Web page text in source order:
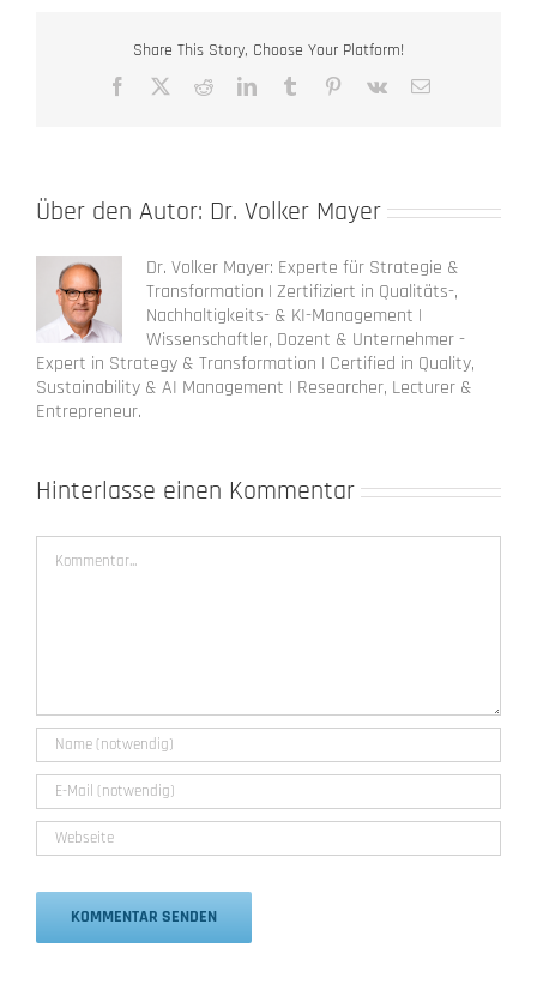
Share This Story, Choose Your Platform!
Facebook RedditLinkedInTumblr Pinterest
Vk
E-
Über den Autor: Dr. Volker Mayer
Dr. Volker Mayer: Experte für Strategie &
Transformation | Zertifiziert in Qualitäts-,
Nachhaltigkeits- & KI-Management |
Wissenschaftler, Dozent & Unternehmer -
Expert in Strategy & Transformation | Certified in Quality,
Sustainability & AI Management | Researcher, Lecturer &
Entrepreneur.
Hinterlasse einen Kommentar
Kommentar